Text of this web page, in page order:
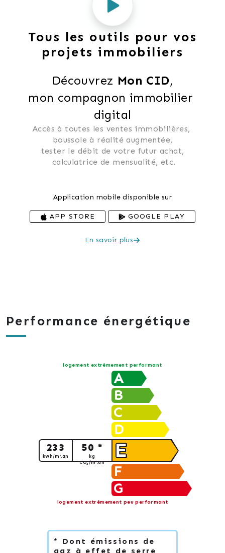
Tous les outils pour vos
projets immobiliers
Découvrez Mon CID,
mon compagnon immobilier
digital
Accès à toutes les ventes immobilières,
boussole à réalité augmentée,
tester le débit de votre futur achat,
calculatrice de mensualité, etc.
Application mobile disponible sur
APP STORE GOOGLE PLAY
En savoir plus
Performance énergétique
logement extrêmement performant
A
B
C
D
E
233
kWh/m².an
50 *
kg
CO2/m².an
F
G
logement extrêmement peu performant
* Dont émissions de
gaz à effet de serre